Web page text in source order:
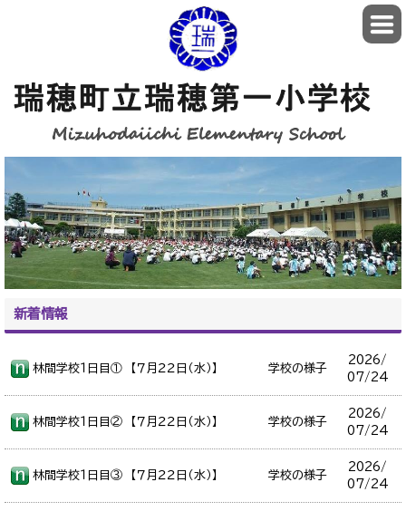
新着情報
林間学校１日目① 【７月２２日（水）】 学校の様子
2026/
07/24
林間学校１日目② 【７月２２日（水）】 学校の様子
2026/
07/24
林間学校１日目③ 【７月２２日（水）】 学校の様子
2026/
07/24